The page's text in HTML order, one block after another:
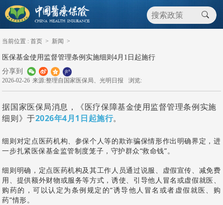
当前位置 : 首页 > 新闻 >
医保基金使用监督管理条例实施细则4月1日起施行
分享到
2026-02-26 来源:整理自国家医保局、光明日报 浏览:
据国家医保局消息，《医疗保障基金使用监督管理条例实施
细则》于2026年4月1日起施行。
细则对定点医药机构、参保个人等的欺诈骗保情形作出明确界定，进
一步扎紧医保基金监管制度笼子，守护群众“救命钱”。
细则明确，定点医药机构及其工作人员通过说服、虚假宣传、减免费
用、提供额外财物或服务等方式，诱使、引导他人冒名或虚假就医、
购药的，可以认定为条例规定的“诱导他人冒名或者虚假就医、购
药”情形。